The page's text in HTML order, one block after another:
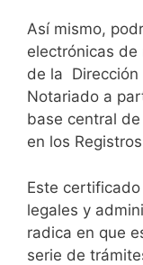
Así mismo,
electrónicas
de la Dirección
Notariado a
base central
en los
Este
legales y
radica en que
serie de